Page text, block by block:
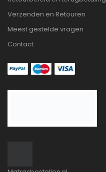
Verzenden en Retouren
Meest gestelde vragen
Contact